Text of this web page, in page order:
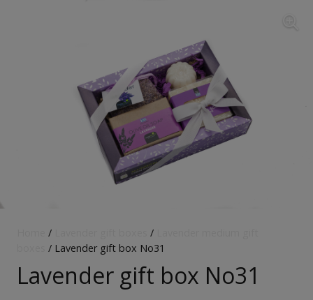
/ /
/ Lavender gift box No31
Lavender gift box No31